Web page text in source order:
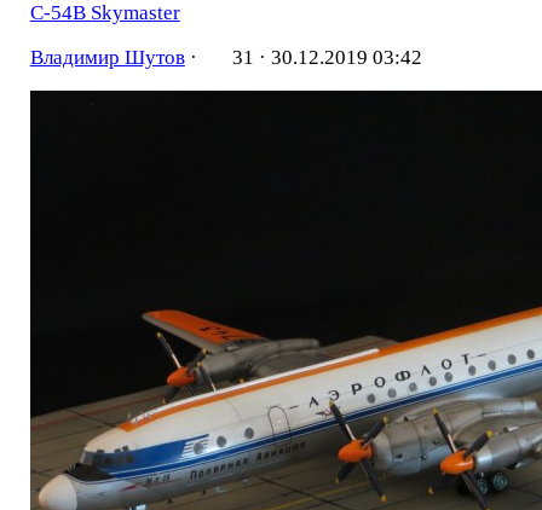
C-54B Skymaster
Владимир Шутов· 31 · 30.12.2019 03:42